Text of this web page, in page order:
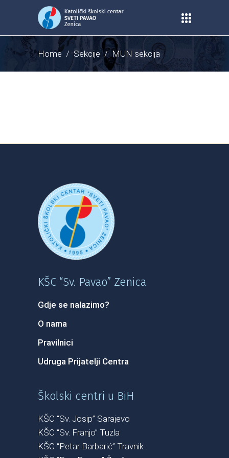
Home/Sekcije /MUN sekcija
KŠC “Sv. Pavao” Zenica
Gdje se nalazimo?
O nama
Pravilnici
Udruga Prijatelji Centra
Školski centri u BiH
KŠC “Sv. Josip” Sarajevo
KŠC “Sv. Franjo” Tuzla
KŠC “Petar Barbarić” Travnik